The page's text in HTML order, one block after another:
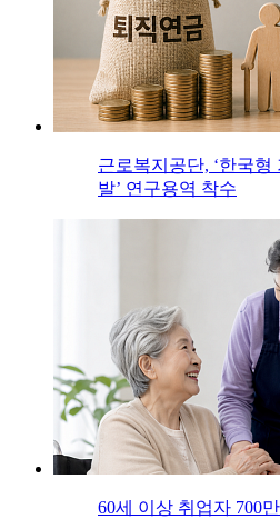
근로복지공단, ‘한국
발’ 연구용역 착수
60세 이상 취업자 700